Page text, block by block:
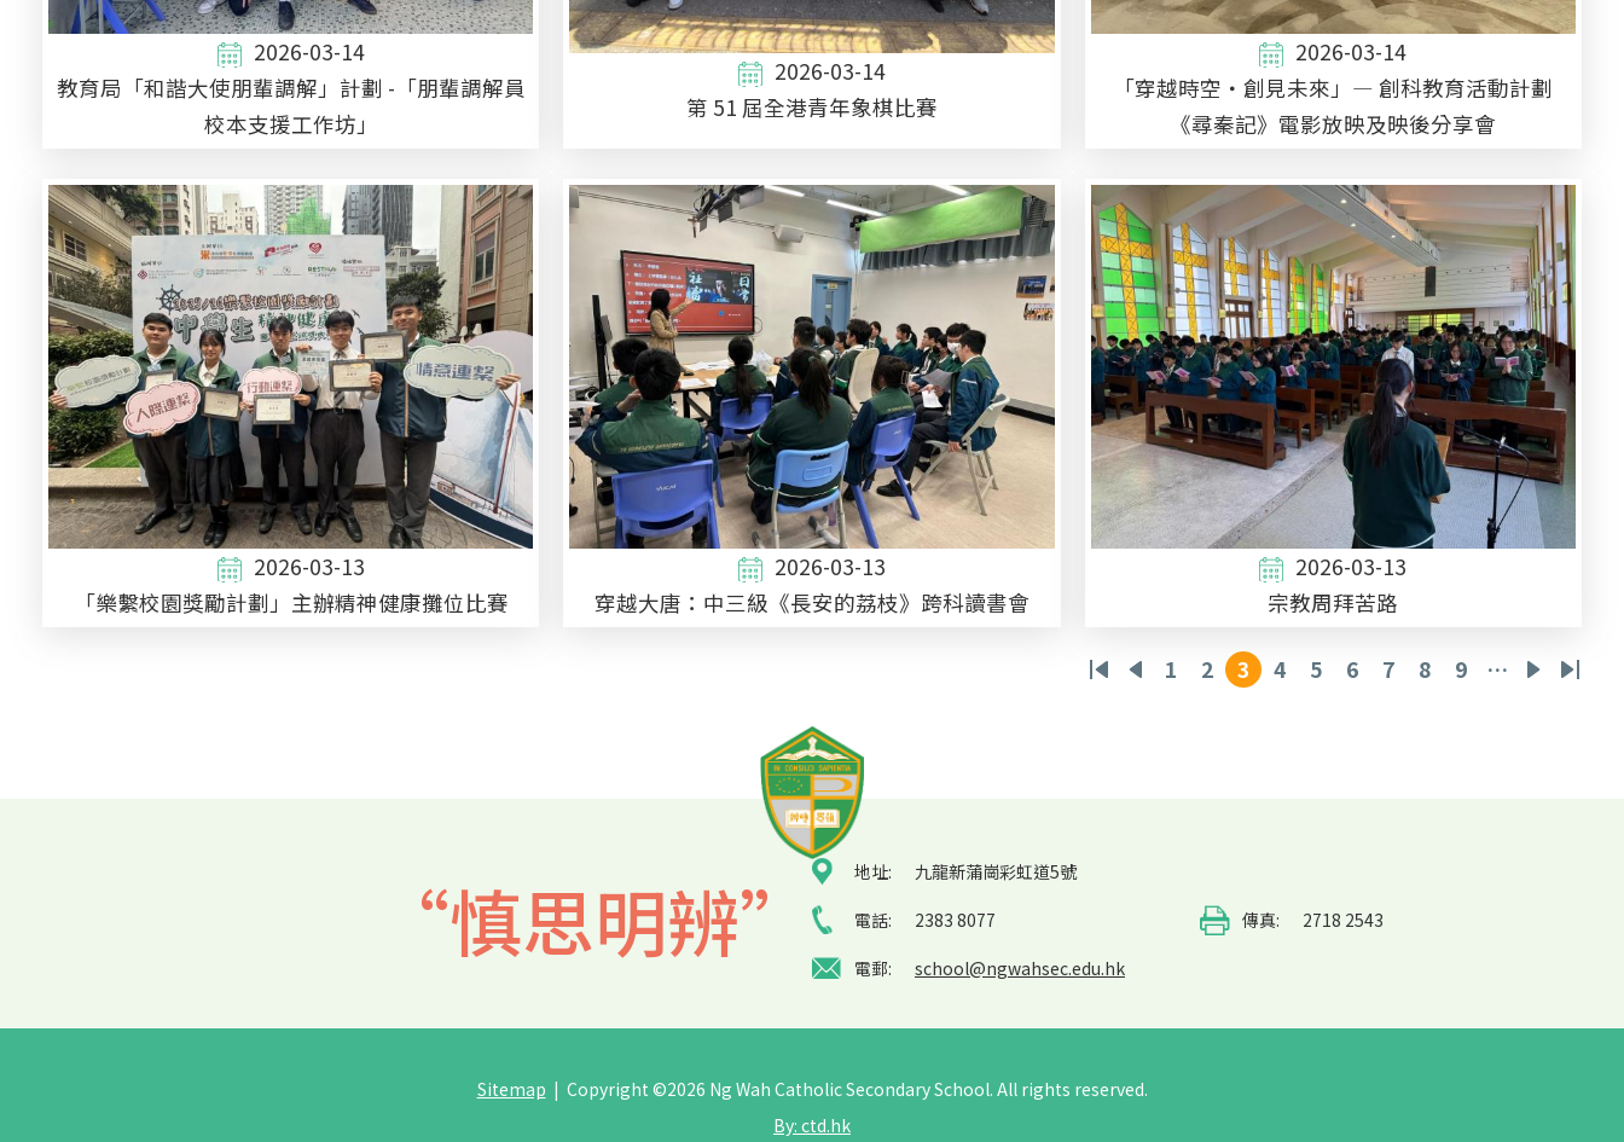
2026-03-14
教育局「和諧大使朋輩調解」計劃 -「朋輩調解員
校本支援工作坊」
2026-03-14
第 51 屆全港青年象棋比賽
2026-03-14
「穿越時空・創見未來」— 創科教育活動計劃
《尋秦記》電影放映及映後分享會
2026-03-13
「樂繫校園獎勵計劃」主辦精神健康攤位比賽
2026-03-13
穿越大唐：中三級《長安的荔枝》跨科讀書會
2026-03-13
宗教周拜苦路
FirstPrevious
頁
1
頁
2
目
3
頁
4
頁
5
頁
6
頁
7
頁
8
頁
9 …
下
Last
“慎思明辨” 地址:
九龍新蒲崗彩虹道5號
電話:
2383 8077 傳真:
2718 2543
電郵:
school@ngwahsec.edu.hk
Sitemap | Copyright ©2026 Ng Wah Catholic Secondary School. All rights reserved.
By: ctd.hk